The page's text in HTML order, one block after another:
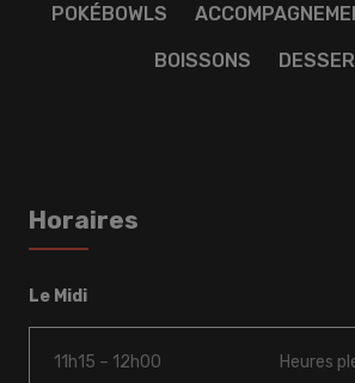
POKÉBOWLS
BOISSONS
Horaires
Le Midi
11h15 – 12h00 Heures